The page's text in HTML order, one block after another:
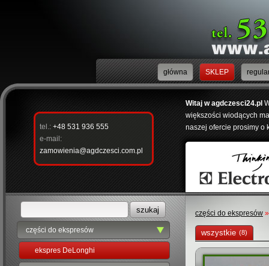
Witaj w agdczesci24.pl
większości wiodących
naszej ofercie prosimy o
tel.: +48 531 936 555
e-mail:
zamowienia@agdczesci.com.pl
główna SKLEP
części do ekspresów
ekspres DeLonghi
części do ekspresów »
wszystkie (8)